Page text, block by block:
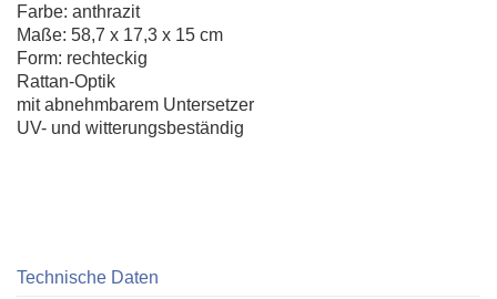
Farbe: anthrazit
Maße: 58,7 x 17,3 x 15 cm
Form: rechteckig
Rattan-Optik
mit abnehmbarem Untersetzer
UV- und witterungsbeständig
Technische Daten